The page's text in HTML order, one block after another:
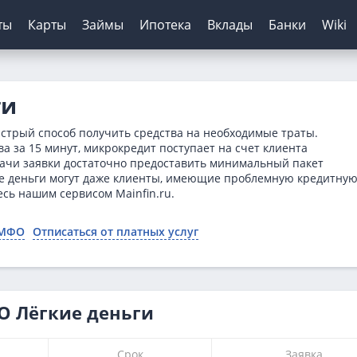
Архив ЦБ РФ
Курс доллара ЦБ
Банк
Без первого взноса
На авто с пробегом
Карты
С кэшбэком
Займы
отказа
Платиза
Монеткин
Kviku
Ипотека
ипотеки
Вклады
Калькулятор вкладов
Банки Wiki
способ получить средства на необходимые траты.
15 минут, микрокредит поступает на счет клиента
заявки достаточно предоставить минимальный пакет
деньги могут даже клиенты, имеющие проблемную кредитную
нашим сервисом Mainfin.ru.
Отписаться от платных услуг
Лёгкие деньги